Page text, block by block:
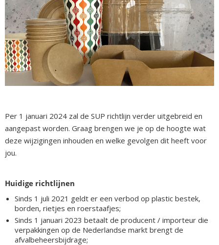
Per 1 januari 2024 zal de SUP richtlijn verder uitgebreid en
aangepast worden. Graag brengen we je op de hoogte wat
deze wijzigingen inhouden en welke gevolgen dit heeft voor
jou.
Huidige richtlijnen
Sinds 1 juli 2021 geldt er een verbod op plastic bestek,
borden, rietjes en roerstaafjes;
Sinds 1 januari 2023 betaalt de producent / importeur die
verpakkingen op de Nederlandse markt brengt de
afvalbeheersbijdrage;